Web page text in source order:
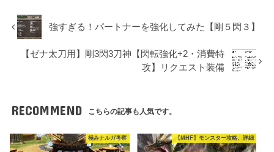
強すぎる！パートナーを強化してみた【剛５閃３】
【ゼナ太刀用】剛3閃3刀神【閃転強化+2・消費特
攻】リクエスト装備
RECOMMEND こちらの記事も人気です。
極みナルガ考察 【MHF】モンスター攻略、詳細